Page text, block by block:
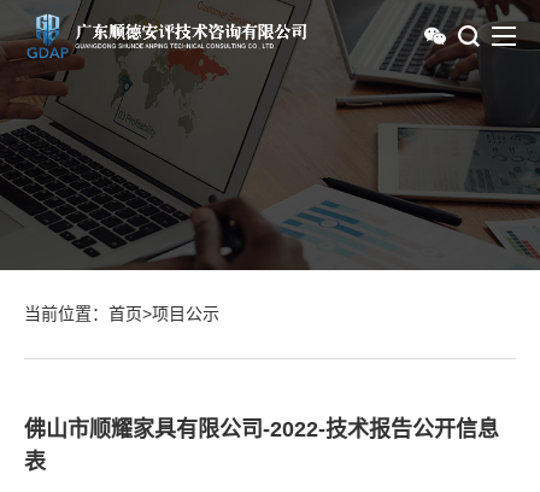
当前位置： 首页>项目公示
佛山市顺耀家具有限公司-2022-技术报告公开信息
表